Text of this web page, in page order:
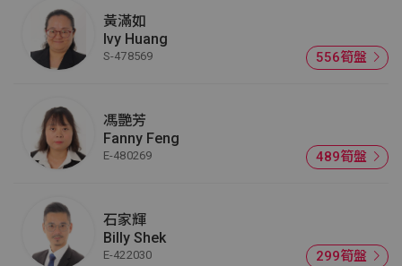
黃滿如
Ivy Huang
S-478569 556筍盤
馮艷芳
Fanny Feng
E-480269 489筍盤
石家輝
Billy Shek
E-422030 299筍盤